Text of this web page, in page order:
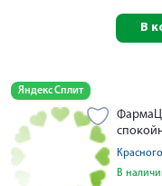
В
Яндекс Сплит
В